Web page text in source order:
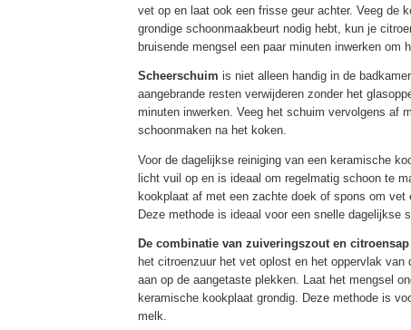
vet op en laat ook een frisse geur achter. Veeg de
grondige schoonmaakbeurt nodig hebt, kun je
bruisende mengsel een paar minuten inwerken om
Scheerschuim is niet alleen handig in de
aangebrande resten verwijderen zonder het
minuten inwerken. Veeg het schuim vervolgens af
schoonmaken na het koken.
Voor de dagelijkse reiniging van een keramische
licht vuil op en is ideaal om regelmatig schoon te
kookplaat af met een zachte doek of spons om
Deze methode is ideaal voor een snelle
De combinatie van zuiveringszout en citroensap
het citroenzuur het vet oplost en het oppervlak
aan op de aangetaste plekken. Laat het mengsel
keramische kookplaat grondig. Deze methode is
melk.